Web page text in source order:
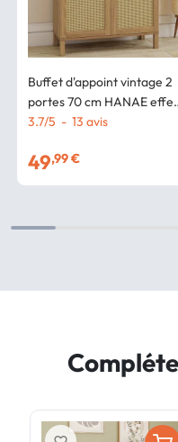
Buffet d'appoint vintage 2
portes 70 cm HANAE effet
naturel cannage
3.7/5 - 13 avis
49,99 €